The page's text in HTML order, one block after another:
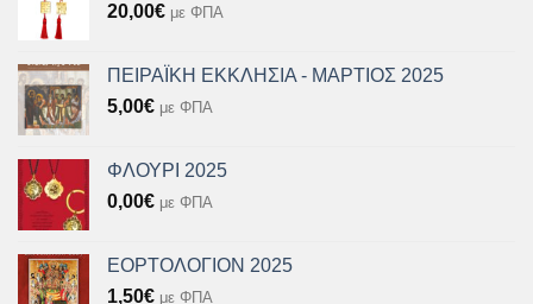
20,00€ με ΦΠΑ
ΠΕΙΡΑΪΚΗ ΕΚΚΛΗΣΙΑ - ΜΑΡΤΙΟΣ 2025
5,00€ με ΦΠΑ
ΦΛΟΥΡΙ 2025
0,00€ με ΦΠΑ
ΕΟΡΤΟΛΟΓΙΟΝ 2025
1,50€ με ΦΠΑ